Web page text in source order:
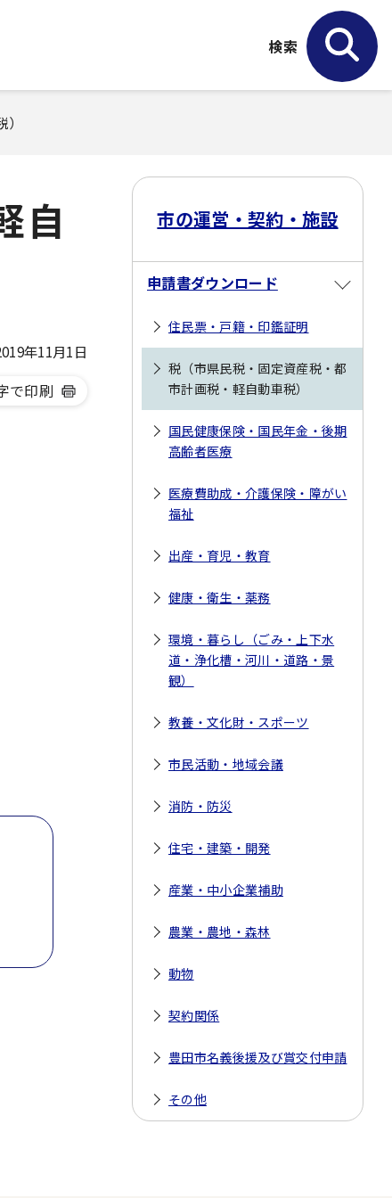
検索
自
年11月1日
で印刷
市の運営・契約・施設
申請書ダウンロード
住民票・戸籍・印鑑証明
税（市県民税・固定資産税・都
市計画税・軽自動車税）
国民健康保険・国民年金・後期
高齢者医療
医療費助成・介護保険・障がい
福祉
出産・育児・教育
健康・衛生・薬務
環境・暮らし（ごみ・上下水
道・浄化槽・河川・道路・景
観）
教養・文化財・スポーツ
市民活動・地域会議
消防・防災
住宅・建築・開発
産業・中小企業補助
農業・農地・森林
動物
契約関係
豊田市名義後援及び賞交付申請
その他